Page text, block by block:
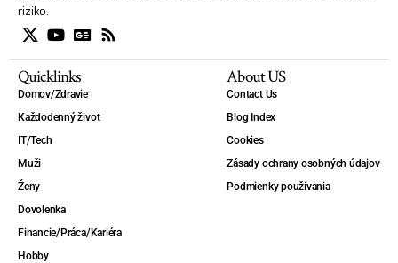
riziko.
Quicklinks
Domov/Zdravie
Každodenný život
IT/Tech
Muži
Ženy
Dovolenka
Financie/Práca/Kariéra
Hobby
About US
Contact Us
Blog Index
Cookies
Zásady ochrany osobných údajov
Podmienky používania